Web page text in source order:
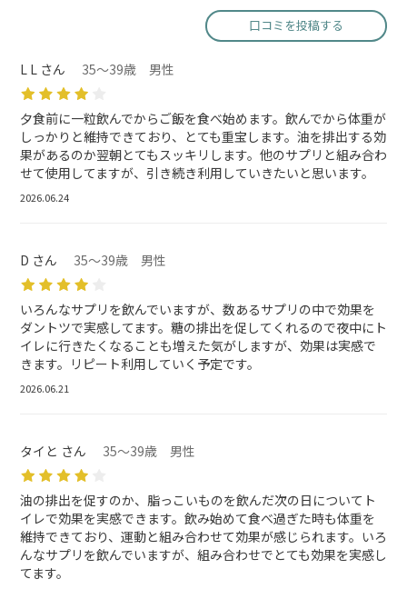
口コミを投稿する
L L さん 35～39歳 男性
夕食前に一粒飲んでからご飯を食べ始めます。飲んでから体重が
しっかりと維持できており、とても重宝します。油を排出する効
果があるのか翌朝とてもスッキリします。他のサプリと組み合わ
せて使用してますが、引き続き利用していきたいと思います。
2026.06.24
D さん 35～39歳 男性
いろんなサプリを飲んでいますが、数あるサプリの中で効果を
ダントツで実感してます。糖の排出を促してくれるので夜中にト
イレに行きたくなることも増えた気がしますが、効果は実感で
きます。リピート利用していく予定です。
2026.06.21
タイと さん 35～39歳 男性
油の排出を促すのか、脂っこいものを飲んだ次の日についてト
イレで効果を実感できます。飲み始めて食べ過ぎた時も体重を
維持できており、運動と組み合わせて効果が感じられます。いろ
んなサプリを飲んでいますが、組み合わせでとても効果を実感し
てます。